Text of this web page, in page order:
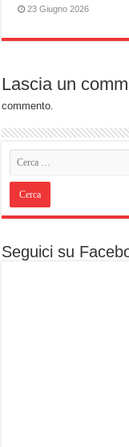
23 Giugno 2026
Lascia un
commento.
Seguici su